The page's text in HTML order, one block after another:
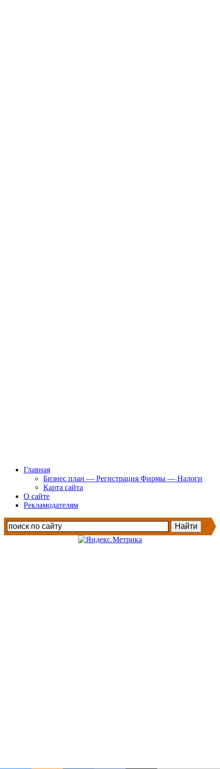
Главная
Бизнес план — Регистрация Фирмы — Налоги
Карта сайта
О сайте
Рекламодателям